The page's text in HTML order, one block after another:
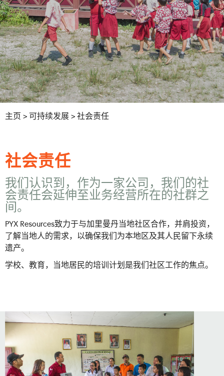
主页 > 可持续发展 > 社会责任
社会责任
我们认识到，作为一家公司，我们的社
会责任会延伸至业务经营所在的社群之
间。
PYX Resources致力于与加里曼丹当地社区合作，并肩投资，
了解当地人的需求，以确保我们为本地区及其人民留下永续
遗产。
学校、教育，当地居民的培训计划是我们社区工作的焦点。